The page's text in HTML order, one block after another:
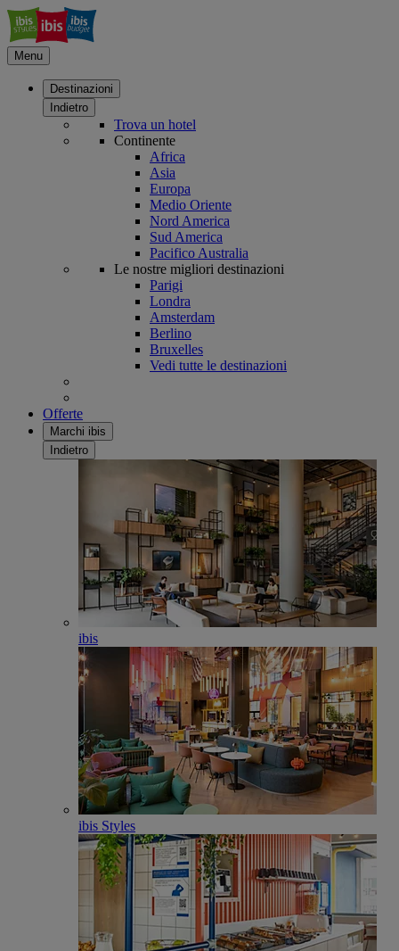
Menu
Destinazioni
Indietro
Trova un hotel
Continente
Africa
Asia
Europa
Medio Oriente
Nord America
Sud America
Pacifico Australia
Le nostre migliori destinazioni
Parigi
Londra
Amsterdam
Berlino
Bruxelles
Vedi tutte le destinazioni
Offerte
Marchi ibis
Indietro
ibis
ibis Styles